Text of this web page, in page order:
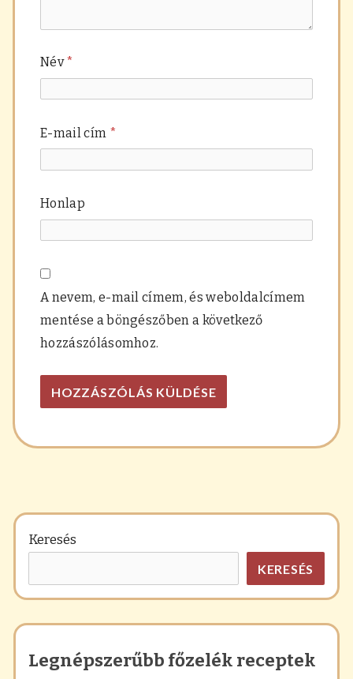
Név*
E-mail cím *
Honlap
A nevem, e-mail címem, és weboldalcímem
mentése a böngészőben a következő
hozzászólásomhoz.
Keresés
KERESÉS
Legnépszerűbb főzelék receptek